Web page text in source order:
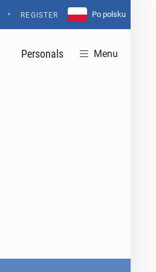
• REGISTER Po polsku
Personals Menu